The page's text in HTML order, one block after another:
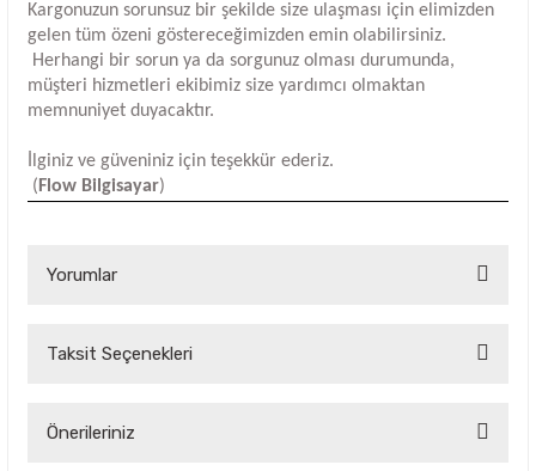
Kargonuzun sorunsuz bir şekilde size ulaşması için elimizden
gelen tüm özeni göstereceğimizden emin olabilirsiniz.
Herhangi bir sorun ya da sorgunuz olması durumunda,
müşteri hizmetleri ekibimiz size yardımcı olmaktan
memnuniyet duyacaktır.
İlginiz ve güveniniz için teşekkür ederiz.
( Flow Bilgisayar)
Yorumlar
Bu ürüne ilk yorumu siz yapın!
Taksit Seçenekleri
Önerileriniz